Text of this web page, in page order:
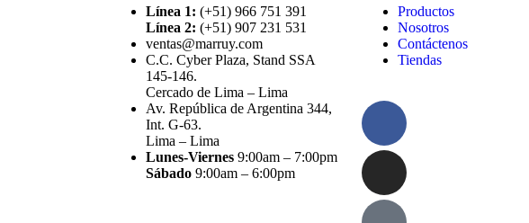
Línea 1: (+51) 966 751 391
Línea 2: (+51) 907 231 531
ventas@marruy.com
C.C. Cyber Plaza, Stand SSA
145-146.
Cercado de Lima – Lima
Av. República de Argentina 344,
Int. G-63.
Lima – Lima
Lunes-Viernes 9:00am – 7:00pm
Sábado 9:00am – 6:00pm
Productos
Nosotros
Contáctenos
Tiendas